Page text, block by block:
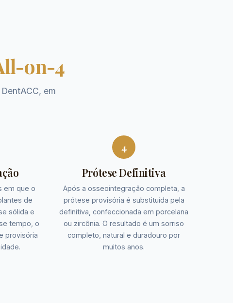
on-4
em
em que o
de
sólida e
tempo, o
provisória
4
Prótese Definitiva
Após a osseointegração completa, a
prótese provisória é substituída pela
definitiva, confeccionada em porcelana
ou zircônia. O resultado é um sorriso
completo, natural e duradouro por
muitos anos.